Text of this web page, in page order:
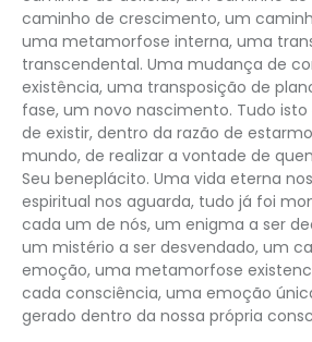
caminho de crescimento, um
uma metamorfose interna, uma
transcendental. Uma mudança de
existência, uma transposição de
fase, um novo nascimento. Tudo
de existir, dentro da razão de
mundo, de realizar a vontade de
Seu beneplácito. Uma vida eterna
espiritual nos aguarda, tudo já foi
cada um de nós, um enigma a ser
um mistério a ser desvendado, um
emoção, uma metamorfose
cada consciência, uma emoção
gerado dentro da nossa própria